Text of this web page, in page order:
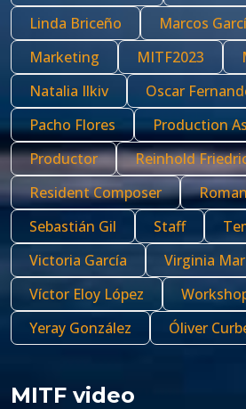
Linda Briceño
Marcos
Marketing
MITF2023
Natalia Ilkiv
Oscar
Pacho Flores
Production
Productor
Reinhold
Resident Composer
Sebastián Gil
Staff
Victoria García
Virginia
Víctor Eloy López
Yeray González
Óliver
MITF video